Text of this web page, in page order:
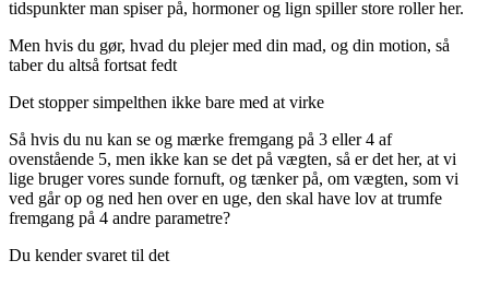
tidspunkter man spiser på, hormoner og lign spiller store roller her.
Men hvis du gør, hvad du plejer med din mad, og din motion, så
taber du altså fortsat fedt
Det stopper simpelthen ikke bare med at virke
Så hvis du nu kan se og mærke fremgang på 3 eller 4 af
ovenstående 5, men ikke kan se det på vægten, så er det her, at vi
lige bruger vores sunde fornuft, og tænker på, om vægten, som vi
ved går op og ned hen over en uge, den skal have lov at trumfe
fremgang på 4 andre parametre?
Du kender svaret til det